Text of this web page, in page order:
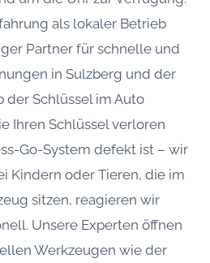
als lokaler Betrieb
Partner für schnelle und
in Sulzberg und der
der Schlüssel im Auto
Ihren Schlüssel verloren
Go-System defekt ist – wir
Kindern oder Tieren, die im
sitzen, reagieren wir
Unsere Experten öffnen
Werkzeugen wie der